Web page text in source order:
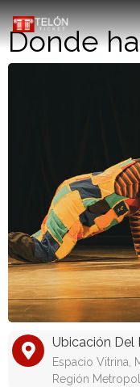
Donde
Ubicación Del
Espacio Vitrina,
Región